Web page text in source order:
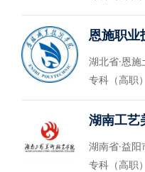
恩施职业
湖北省·恩
专科（高职
湖南工艺
湖南省·益阳
专科（高职